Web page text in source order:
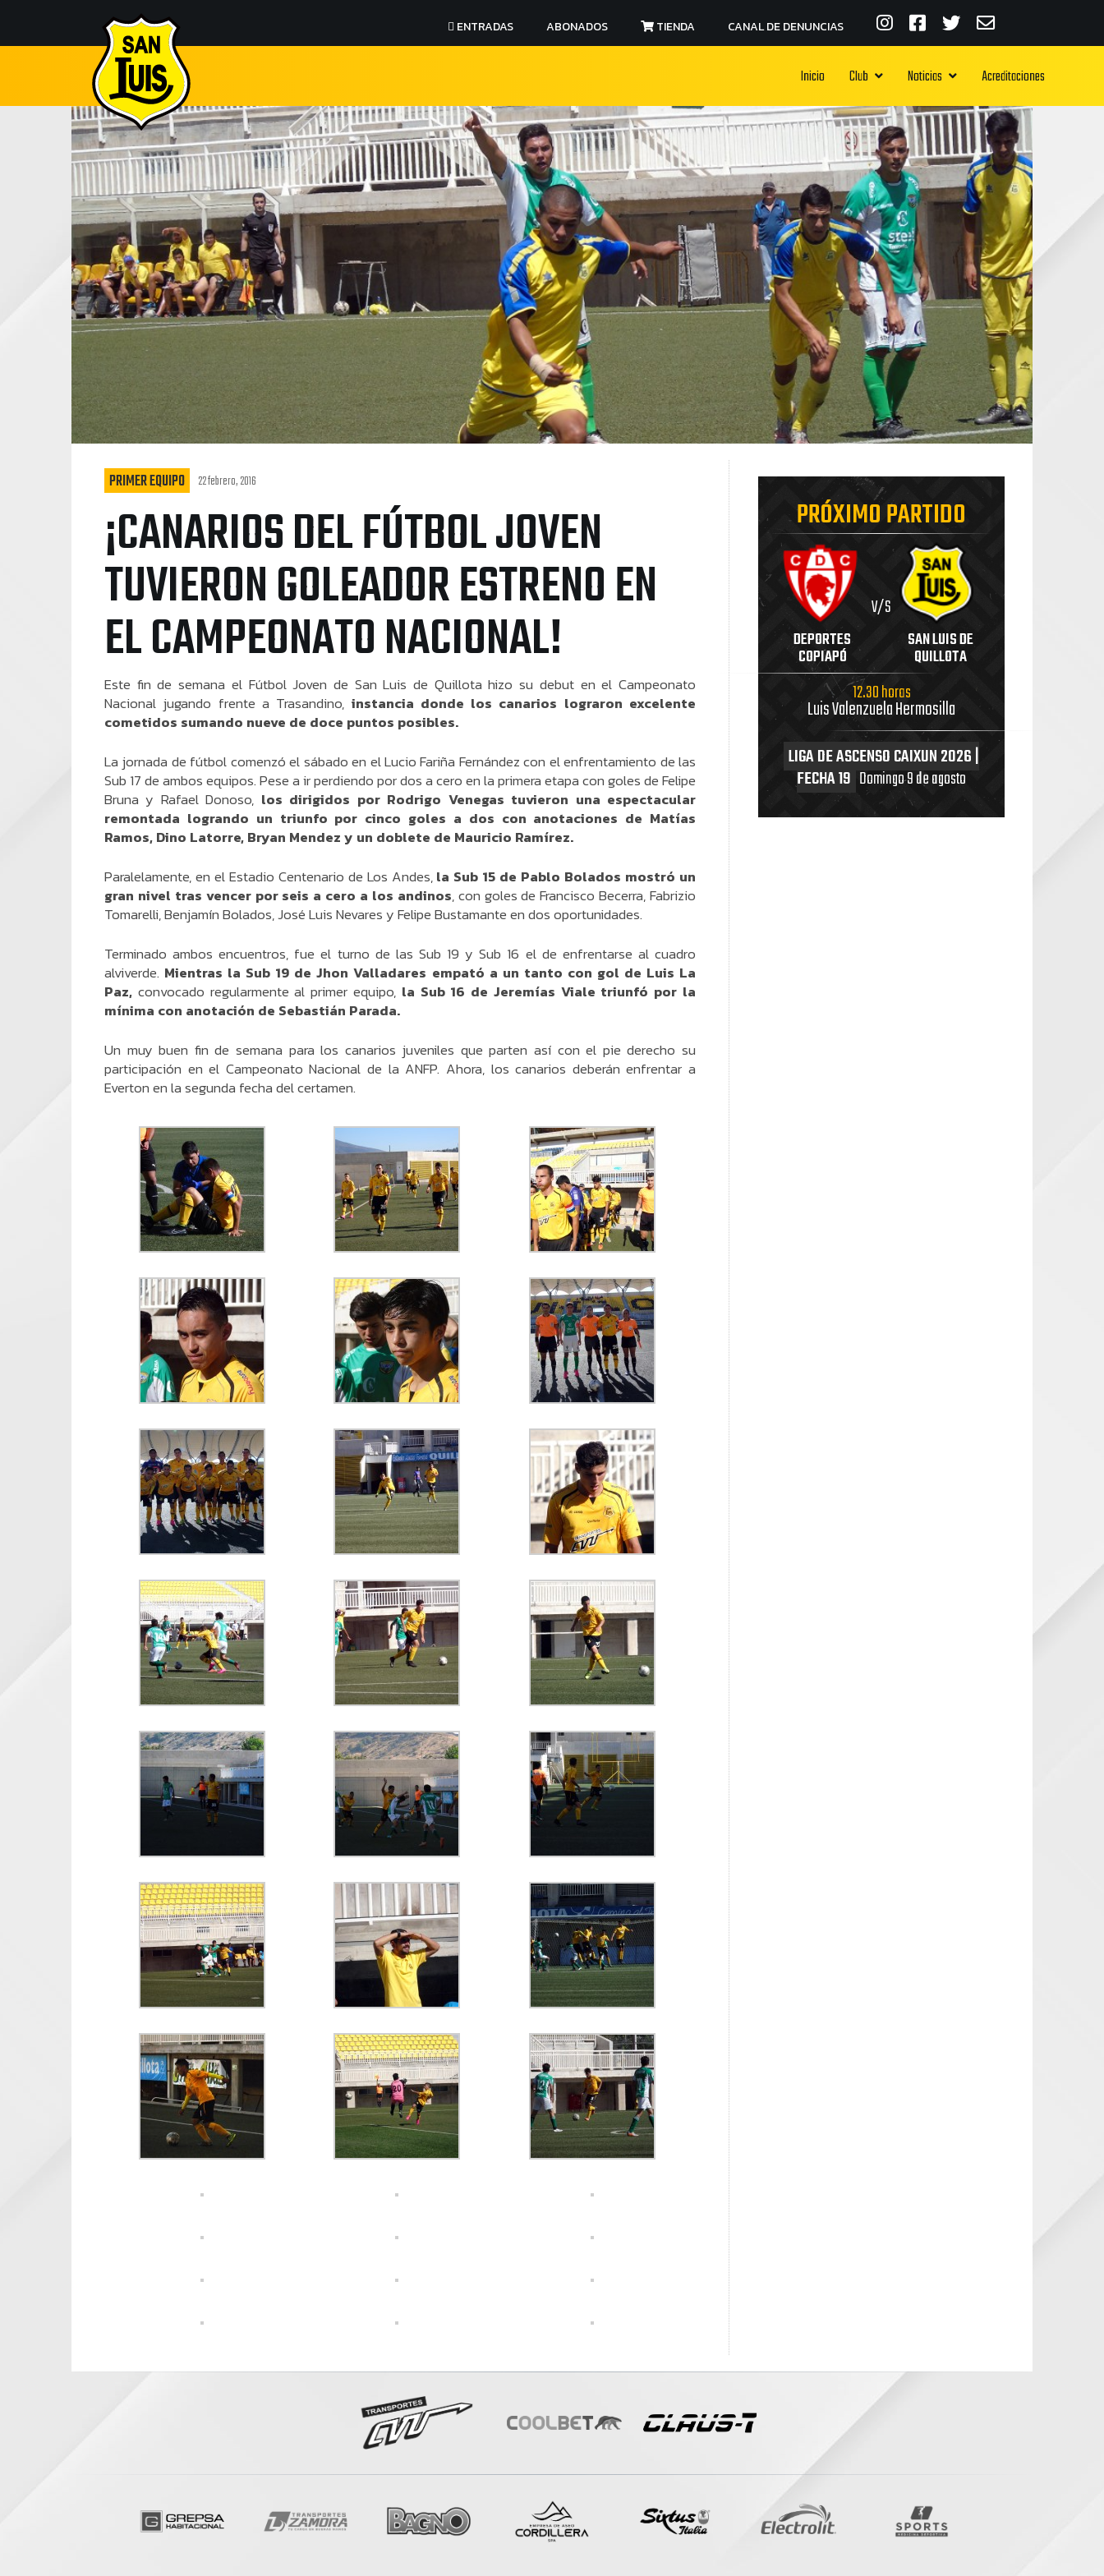
ENTRADAS ABONADOS TIENDA CANAL DE DENUNCIAS
Inicio Club Noticias Acreditaciones
PRIMER EQUIPO 22 febrero, 2016
¡CANARIOS DEL FÚTBOL JOVEN
TUVIERON GOLEADOR ESTRENO EN
EL CAMPEONATO NACIONAL!
Este fin de semana el Fútbol Joven de San Luis de Quillota hizo su debut en el Campeonato
Nacional jugando frente a Trasandino, instancia donde los canarios lograron excelente
cometidos sumando nueve de doce puntos posibles.
La jornada de fútbol comenzó el sábado en el Lucio Fariña Fernández con el enfrentamiento de las
Sub 17 de ambos equipos. Pese a ir perdiendo por dos a cero en la primera etapa con goles de Felipe
Bruna y Rafael Donoso, los dirigidos por Rodrigo Venegas tuvieron una espectacular
remontada logrando un triunfo por cinco goles a dos con anotaciones de Matías
Ramos, Dino Latorre, Bryan Mendez y un doblete de Mauricio Ramírez.
Paralelamente, en el Estadio Centenario de Los Andes, la Sub 15 de Pablo Bolados mostró un
gran nivel tras vencer por seis a cero a los andinos, con goles de Francisco Becerra, Fabrizio
Tomarelli, Benjamín Bolados, José Luis Nevares y Felipe Bustamante en dos oportunidades.
Terminado ambos encuentros, fue el turno de las Sub 19 y Sub 16 el de enfrentarse al cuadro
alviverde. Mientras la Sub 19 de Jhon Valladares empató a un tanto con gol de Luis La
Paz, convocado regularmente al primer equipo, la Sub 16 de Jeremías Viale triunfó por la
mínima con anotación de Sebastián Parada.
Un muy buen fin de semana para los canarios juveniles que parten así con el pie derecho su
participación en el Campeonato Nacional de la ANFP. Ahora, los canarios deberán enfrentar a
Everton en la segunda fecha del certamen.
PRÓXIMO PARTIDO
DEPORTES
COPIAPÓ
V/S
SAN LUIS DE
QUILLOTA
12.30 horas
Luis Valenzuela Hermosilla
LIGA DE ASCENSO CAIXUN 2026 |
FECHA 19 Domingo 9 de agosto